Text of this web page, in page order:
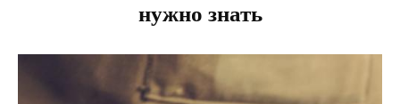
нужно знать